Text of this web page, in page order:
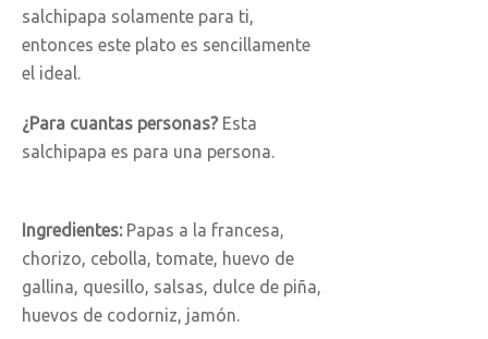
salchipapa solamente para ti,
entonces este plato es sencillamente
el ideal.
¿Para cuantas personas? Esta
salchipapa es para una persona.
Ingredientes:Papas a la francesa,
chorizo, cebolla, tomate, huevo de
gallina, quesillo, salsas, dulce de piña,
huevos de codorniz, jamón.